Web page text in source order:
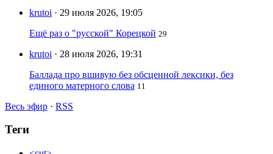
krutoi · 29 июля 2026, 19:05
Ещё раз о "русской" Корецкой 29
krutoi · 28 июля 2026, 19:31
Баллада про вшивую без обсценной лексики, без
единого матерного слова 11
Весь эфир · RSS
Теги